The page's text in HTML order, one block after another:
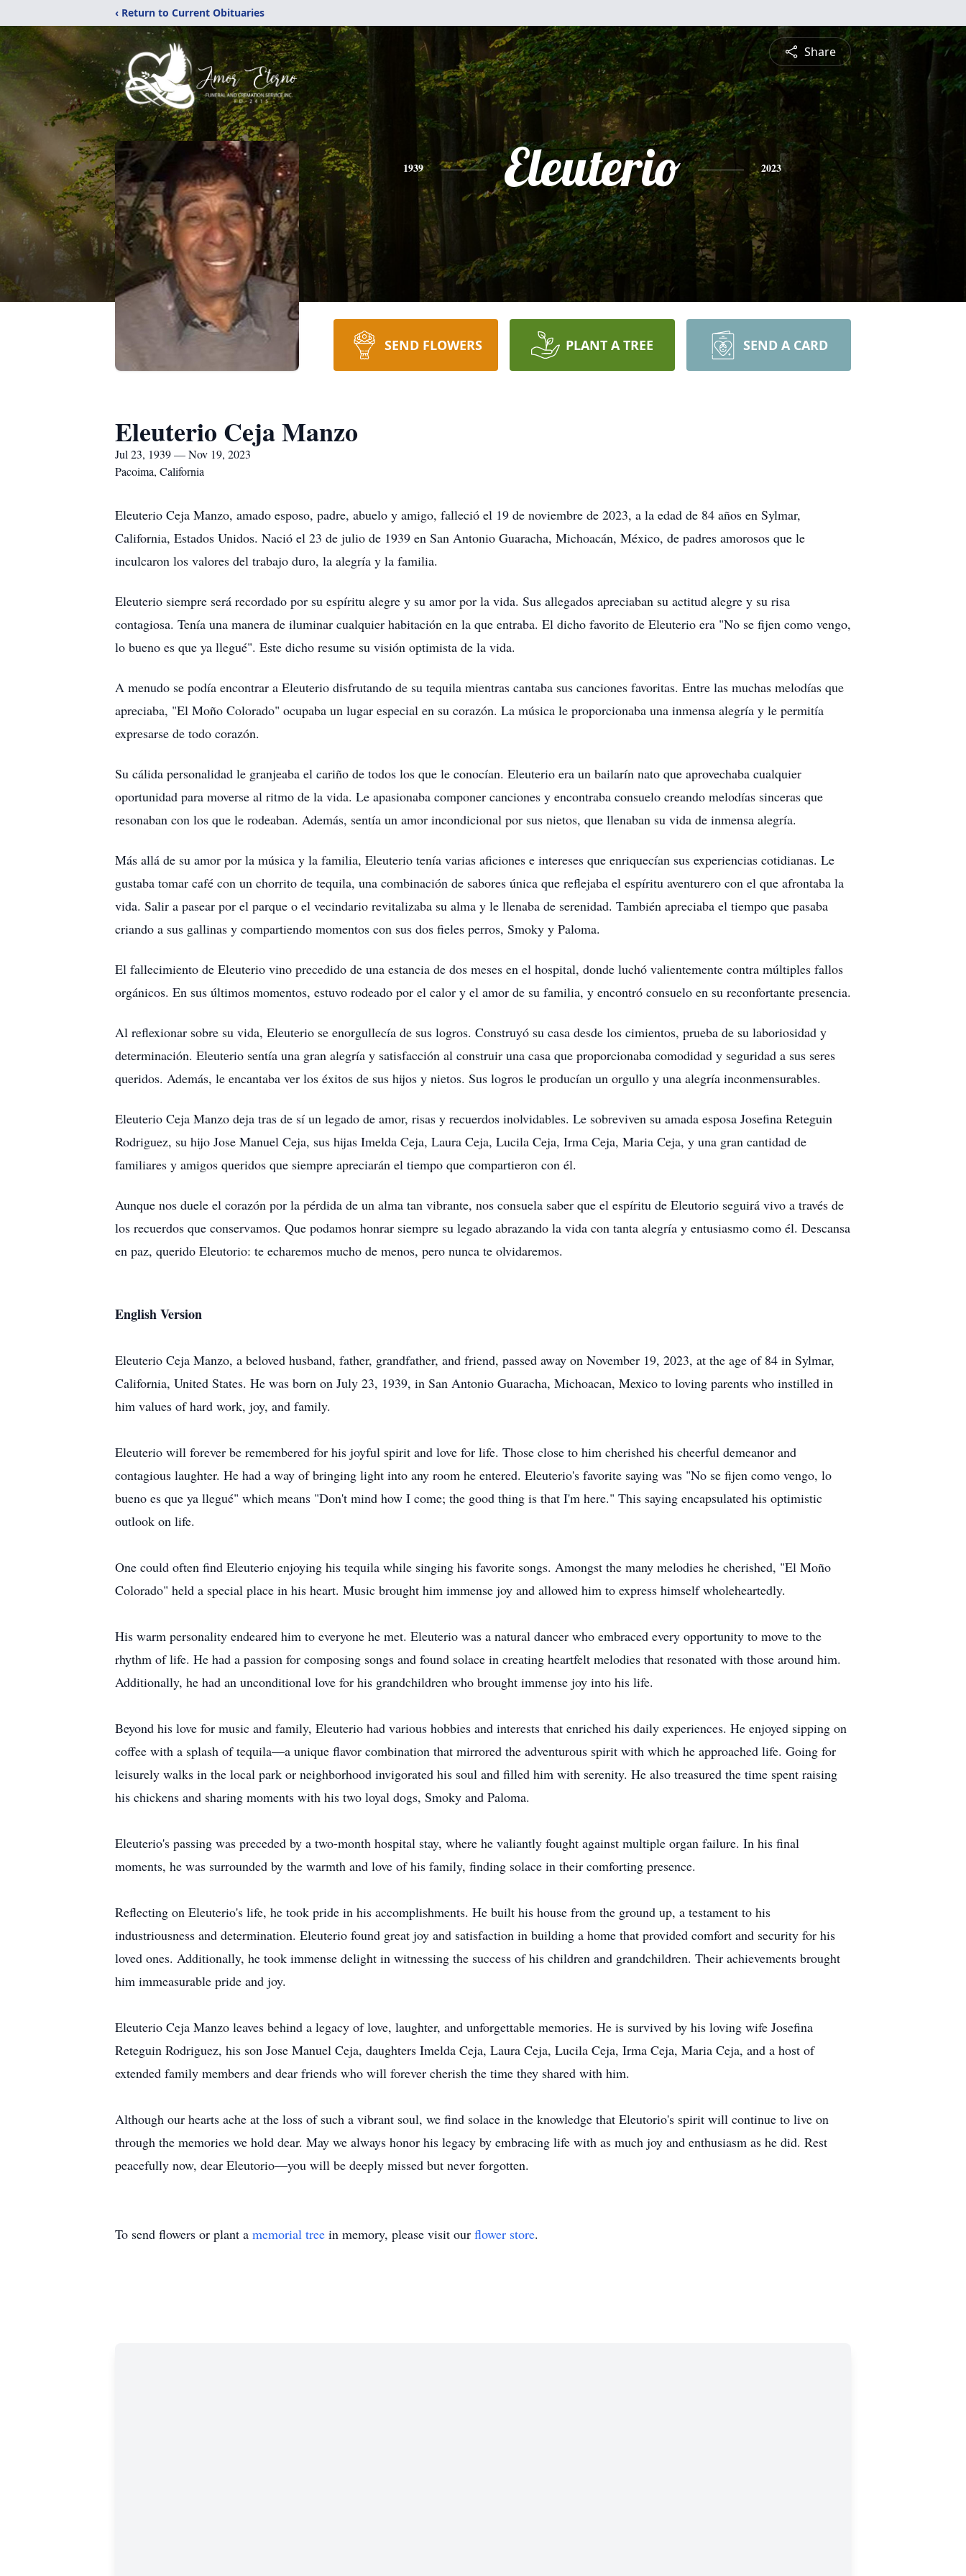
‹ Return to Current Obituaries
Share
1939 Eleuterio 2023
SEND FLOWERS PLANT A TREE SEND A CARD
Eleuterio Ceja Manzo
Jul 23, 1939 — Nov 19, 2023
Pacoima, California
Eleuterio Ceja Manzo, amado esposo, padre, abuelo y amigo, falleció el 19 de noviembre de 2023, a la edad de 84 años en Sylmar,
California, Estados Unidos. Nació el 23 de julio de 1939 en San Antonio Guaracha, Michoacán, México, de padres amorosos que le
inculcaron los valores del trabajo duro, la alegría y la familia.
Eleuterio siempre será recordado por su espíritu alegre y su amor por la vida. Sus allegados apreciaban su actitud alegre y su risa
contagiosa. Tenía una manera de iluminar cualquier habitación en la que entraba. El dicho favorito de Eleuterio era "No se fijen como vengo,
lo bueno es que ya llegué". Este dicho resume su visión optimista de la vida.
A menudo se podía encontrar a Eleuterio disfrutando de su tequila mientras cantaba sus canciones favoritas. Entre las muchas melodías que
apreciaba, "El Moño Colorado" ocupaba un lugar especial en su corazón. La música le proporcionaba una inmensa alegría y le permitía
expresarse de todo corazón.
Su cálida personalidad le granjeaba el cariño de todos los que le conocían. Eleuterio era un bailarín nato que aprovechaba cualquier
oportunidad para moverse al ritmo de la vida. Le apasionaba componer canciones y encontraba consuelo creando melodías sinceras que
resonaban con los que le rodeaban. Además, sentía un amor incondicional por sus nietos, que llenaban su vida de inmensa alegría.
Más allá de su amor por la música y la familia, Eleuterio tenía varias aficiones e intereses que enriquecían sus experiencias cotidianas. Le
gustaba tomar café con un chorrito de tequila, una combinación de sabores única que reflejaba el espíritu aventurero con el que afrontaba la
vida. Salir a pasear por el parque o el vecindario revitalizaba su alma y le llenaba de serenidad. También apreciaba el tiempo que pasaba
criando a sus gallinas y compartiendo momentos con sus dos fieles perros, Smoky y Paloma.
El fallecimiento de Eleuterio vino precedido de una estancia de dos meses en el hospital, donde luchó valientemente contra múltiples fallos
orgánicos. En sus últimos momentos, estuvo rodeado por el calor y el amor de su familia, y encontró consuelo en su reconfortante presencia.
Al reflexionar sobre su vida, Eleuterio se enorgullecía de sus logros. Construyó su casa desde los cimientos, prueba de su laboriosidad y
determinación. Eleuterio sentía una gran alegría y satisfacción al construir una casa que proporcionaba comodidad y seguridad a sus seres
queridos. Además, le encantaba ver los éxitos de sus hijos y nietos. Sus logros le producían un orgullo y una alegría inconmensurables.
Eleuterio Ceja Manzo deja tras de sí un legado de amor, risas y recuerdos inolvidables. Le sobreviven su amada esposa Josefina Reteguin
Rodriguez, su hijo Jose Manuel Ceja, sus hijas Imelda Ceja, Laura Ceja, Lucila Ceja, Irma Ceja, Maria Ceja, y una gran cantidad de
familiares y amigos queridos que siempre apreciarán el tiempo que compartieron con él.
Aunque nos duele el corazón por la pérdida de un alma tan vibrante, nos consuela saber que el espíritu de Eleutorio seguirá vivo a través de
los recuerdos que conservamos. Que podamos honrar siempre su legado abrazando la vida con tanta alegría y entusiasmo como él. Descansa
en paz, querido Eleutorio: te echaremos mucho de menos, pero nunca te olvidaremos.
English Version
Eleuterio Ceja Manzo, a beloved husband, father, grandfather, and friend, passed away on November 19, 2023, at the age of 84 in Sylmar,
California, United States. He was born on July 23, 1939, in San Antonio Guaracha, Michoacan, Mexico to loving parents who instilled in
him values of hard work, joy, and family.
Eleuterio will forever be remembered for his joyful spirit and love for life. Those close to him cherished his cheerful demeanor and
contagious laughter. He had a way of bringing light into any room he entered. Eleuterio's favorite saying was "No se fijen como vengo, lo
bueno es que ya llegué" which means "Don't mind how I come; the good thing is that I'm here." This saying encapsulated his optimistic
outlook on life.
One could often find Eleuterio enjoying his tequila while singing his favorite songs. Amongst the many melodies he cherished, "El Moño
Colorado" held a special place in his heart. Music brought him immense joy and allowed him to express himself wholeheartedly.
His warm personality endeared him to everyone he met. Eleuterio was a natural dancer who embraced every opportunity to move to the
rhythm of life. He had a passion for composing songs and found solace in creating heartfelt melodies that resonated with those around him.
Additionally, he had an unconditional love for his grandchildren who brought immense joy into his life.
Beyond his love for music and family, Eleuterio had various hobbies and interests that enriched his daily experiences. He enjoyed sipping on
coffee with a splash of tequila—a unique flavor combination that mirrored the adventurous spirit with which he approached life. Going for
leisurely walks in the local park or neighborhood invigorated his soul and filled him with serenity. He also treasured the time spent raising
his chickens and sharing moments with his two loyal dogs, Smoky and Paloma.
Eleuterio's passing was preceded by a two-month hospital stay, where he valiantly fought against multiple organ failure. In his final
moments, he was surrounded by the warmth and love of his family, finding solace in their comforting presence.
Reflecting on Eleuterio's life, he took pride in his accomplishments. He built his house from the ground up, a testament to his
industriousness and determination. Eleuterio found great joy and satisfaction in building a home that provided comfort and security for his
loved ones. Additionally, he took immense delight in witnessing the success of his children and grandchildren. Their achievements brought
him immeasurable pride and joy.
Eleuterio Ceja Manzo leaves behind a legacy of love, laughter, and unforgettable memories. He is survived by his loving wife Josefina
Reteguin Rodriguez, his son Jose Manuel Ceja, daughters Imelda Ceja, Laura Ceja, Lucila Ceja, Irma Ceja, Maria Ceja, and a host of
extended family members and dear friends who will forever cherish the time they shared with him.
Although our hearts ache at the loss of such a vibrant soul, we find solace in the knowledge that Eleutorio's spirit will continue to live on
through the memories we hold dear. May we always honor his legacy by embracing life with as much joy and enthusiasm as he did. Rest
peacefully now, dear Eleutorio—you will be deeply missed but never forgotten.
To send flowers or plant a memorial tree in memory, please visit our flower store.